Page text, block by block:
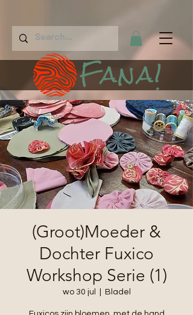
Fana!
(Groot)Moeder &
Dochter Fuxico
Workshop Serie (1)
wo 30 jul Bladel